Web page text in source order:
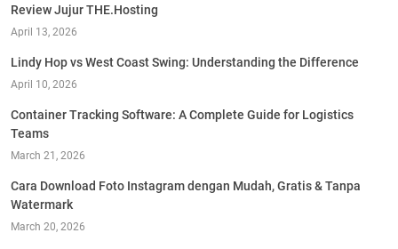
Review Jujur THE.Hosting
April 13, 2026
Lindy Hop vs West Coast Swing: Understanding the Difference
April 10, 2026
Container Tracking Software: A Complete Guide for Logistics
Teams
March 21, 2026
Cara Download Foto Instagram dengan Mudah, Gratis & Tanpa
Watermark
March 20, 2026